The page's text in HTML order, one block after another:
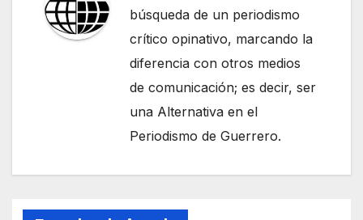
búsqueda de un periodismo
crítico opinativo, marcando la
diferencia con otros medios
de comunicación; es decir, ser
una Alternativa en el
Periodismo de Guerrero.